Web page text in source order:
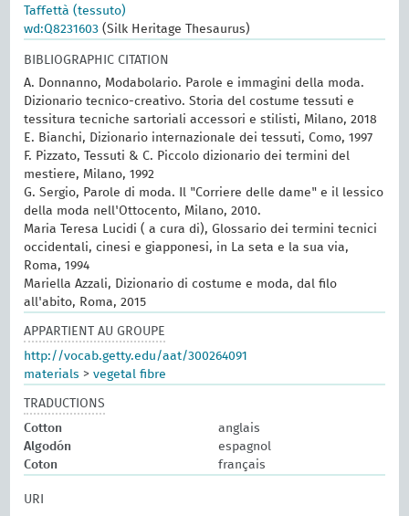
Taffettà (tessuto)
wd:Q8231603 (Silk Heritage Thesaurus)
BIBLIOGRAPHIC CITATION
A. Donnanno, Modabolario. Parole e immagini della moda.
Dizionario tecnico-creativo. Storia del costume tessuti e
tessitura tecniche sartoriali accessori e stilisti, Milano, 2018
E. Bianchi, Dizionario internazionale dei tessuti, Como, 1997
F. Pizzato, Tessuti & C. Piccolo dizionario dei termini del
mestiere, Milano, 1992
G. Sergio, Parole di moda. Il "Corriere delle dame" e il lessico
della moda nell'Ottocento, Milano, 2010.
Maria Teresa Lucidi ( a cura di), Glossario dei termini tecnici
occidentali, cinesi e giapponesi, in La seta e la sua via,
Roma, 1994
Mariella Azzali, Dizionario di costume e moda, dal filo
all'abito, Roma, 2015
APPARTIENT AU GROUPE
http://vocab.getty.edu/aat/300264091
materials >vegetal fibre
TRADUCTIONS
Cotton
anglais
Algodón
espagnol
Coton
français
URI